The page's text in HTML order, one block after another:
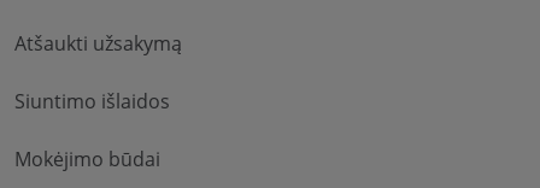
Atšaukti užsakymą
Siuntimo išlaidos
Mokėjimo būdai